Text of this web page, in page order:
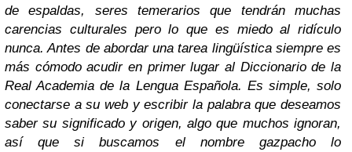
de espaldas, seres temerarios que tendrán muchas
carencias culturales pero lo que es miedo al ridículo
nunca. Antes de abordar una tarea lingüística siempre es
más cómodo acudir en primer lugar al Diccionario de la
Real Academia de la Lengua Española. Es simple, solo
conectarse a su web y escribir la palabra que deseamos
saber su significado y origen, algo que muchos ignoran,
así que si buscamos el nombre gazpacho lo